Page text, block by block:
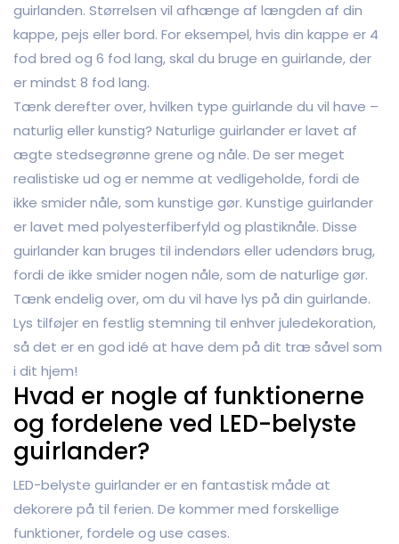
guirlanden. Størrelsen vil afhænge af længden af din
kappe, pejs eller bord. For eksempel, hvis din kappe er 4
fod bred og 6 fod lang, skal du bruge en guirlande, der
er mindst 8 fod lang.
Tænk derefter over, hvilken type guirlande du vil have –
naturlig eller kunstig? Naturlige guirlander er lavet af
ægte stedsegrønne grene og nåle. De ser meget
realistiske ud og er nemme at vedligeholde, fordi de
ikke smider nåle, som kunstige gør. Kunstige guirlander
er lavet med polyesterfiberfyld og plastiknåle. Disse
guirlander kan bruges til indendørs eller udendørs brug,
fordi de ikke smider nogen nåle, som de naturlige gør.
Tænk endelig over, om du vil have lys på din guirlande.
Lys tilføjer en festlig stemning til enhver juledekoration,
så det er en god idé at have dem på dit træ såvel som
i dit hjem!
Hvad er nogle af funktionerne
og fordelene ved LED-belyste
guirlander?
LED-belyste guirlander er en fantastisk måde at
dekorere på til ferien. De kommer med forskellige
funktioner, fordele og use cases.